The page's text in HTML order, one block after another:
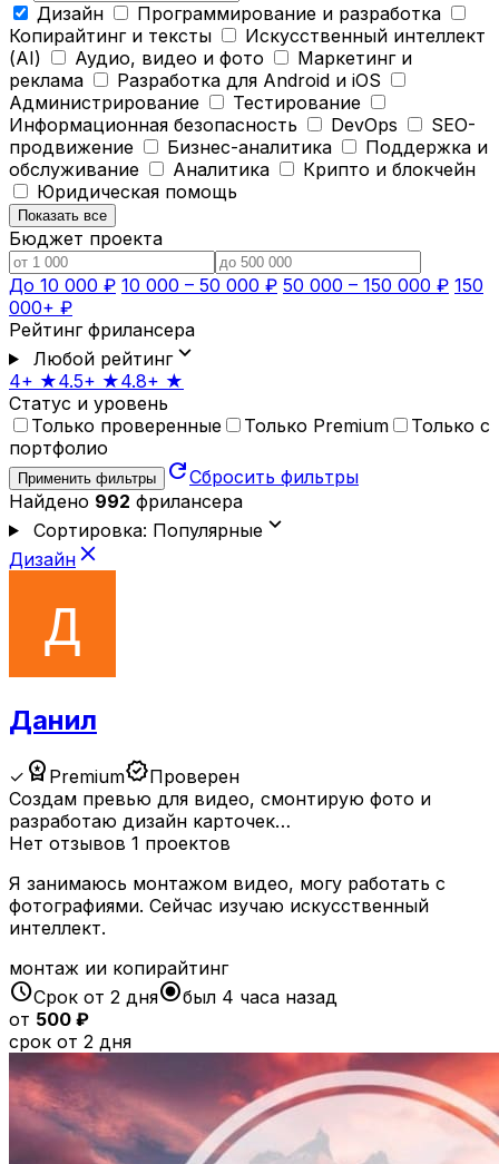
Дизайн
Программирование и разработка
Копирайтинг и тексты
Искусственный интеллект
(AI)
Аудио, видео и фото
Маркетинг и
реклама
Разработка для Android и iOS
Администрирование
Тестирование
Информационная безопасность
DevOps
SEO-
продвижение
Бизнес-аналитика
Поддержка и
обслуживание
Аналитика
Крипто и блокчейн
Юридическая помощь
Показать все
Бюджет проекта
До 10 000 ₽ 10 000 – 50 000 ₽ 50 000 – 150 000 ₽ 150
000+ ₽
Рейтинг фрилансера
Любой рейтингexpand_more
4+ ★4.5+ ★4.8+ ★
Статус и уровень
Только проверенные
Только Premium
Только с
портфолио
Применить фильтры refreshСбросить фильтры
Найдено 992 фрилансера
Сортировка: Популярныеexpand_more
Дизайн close
Данил
✓ workspace_premium PremiumverifiedПроверен
Создам превью для видео, смонтирую фото и
разработаю дизайн карточек…
Нет отзывов 1 проектов
Я занимаюсь монтажом видео, могу работать с
фотографиями. Сейчас изучаю искусственный
интеллект.
монтаж ии копирайтинг
scheduleСрок от 2 дняradio_button_checkedбыл 4 часа назад
от 500 ₽
срок от 2 дня